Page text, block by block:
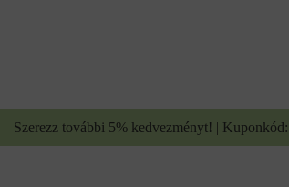
Szerezz további 5% kedvezményt! | Kuponkód: